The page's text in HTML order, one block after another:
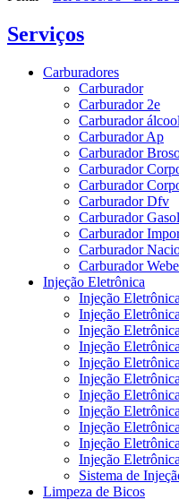
Serviços
Carburadores
Carburador
Carburador 2e
Carburador álcool
Carburador Ap
Carburador
Carburador
Carburador
Carburador Dfv
Carburador
Carburador
Carburador
Carburador
Injeção Eletrônica
Injeção
Injeção
Injeção
Injeção
Injeção
Injeção
Injeção
Injeção
Injeção
Injeção
Injeção
Sistema de
Limpeza de Bicos